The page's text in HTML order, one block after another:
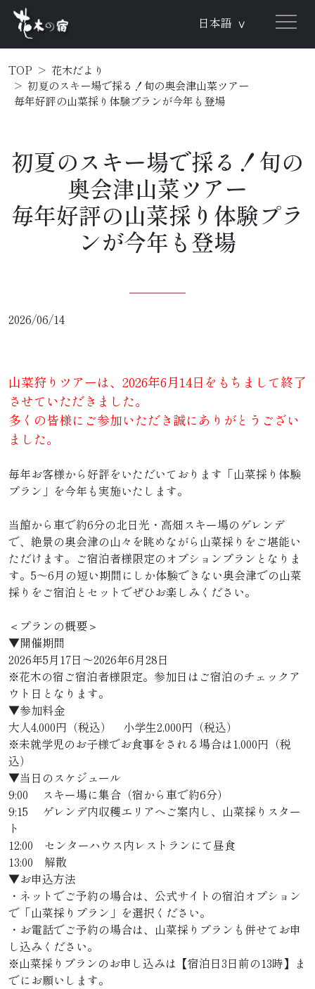
日本語 ∨
TOP
花木だより
初夏のスキー場で採る！旬の奥会津山菜ツアー
毎年好評の山菜採り体験プランが今年も登場
初夏のスキー場で採る！旬の
奥会津山菜ツアー
毎年好評の山菜採り体験プラ
ンが今年も登場
2026/06/14
山菜狩りツアーは、2026年6月14日をもちまして終了
させていただきました。
多くの皆様にご参加いただき誠にありがとうござい
ました。
毎年お客様から好評をいただいております「山菜採り体験
プラン」を今年も実施いたします。
当館から車で約6分の北日光・高畑スキー場のゲレンデ
で、絶景の奥会津の山々を眺めながら山菜採りをご堪能い
ただけます。ご宿泊者様限定のオプションプランとなりま
す。5〜6月の短い期間にしか体験できない奥会津での山菜
採りをご宿泊とセットでぜひお楽しみください。
＜プランの概要＞
▼開催期間
2026年5月17日〜2026年6月28日
※花木の宿ご宿泊者様限定。参加日はご宿泊のチェックア
ウト日となります。
▼参加料金
大人4,000円（税込） 小学生2,000円（税込）
※未就学児のお子様でお食事をされる場合は1,000円（税
込）
▼当日のスケジュール
9:00 スキー場に集合（宿から車で約6分）
9:15 ゲレンデ内収穫エリアへご案内し、山菜採りスター
ト
12:00 センターハウス内レストランにて昼食
13:00 解散
▼お申込方法
・ネットでご予約の場合は、公式サイトの宿泊オプション
で「山菜採りプラン」を選択ください。
・お電話でご予約の場合は、山菜採りプランも併せてお申
し込みください。
※山菜採りプランのお申し込みは【宿泊日3日前の13時】ま
でにお願いします。